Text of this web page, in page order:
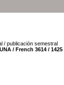
/ publicación semestral
/ French 3614 /